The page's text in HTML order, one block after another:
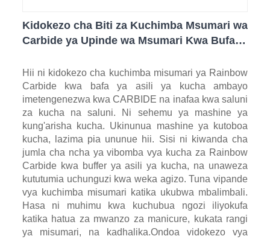
Kidokezo cha Biti za Kuchimba Msumari wa
Carbide ya Upinde wa Msumari Kwa Bufa
Hii ni kidokezo cha kuchimba misumari ya Rainbow
Carbide kwa bafa ya asili ya kucha ambayo
imetengenezwa kwa CARBIDE na inafaa kwa saluni
za kucha na saluni. Ni sehemu ya mashine ya
kung'arisha kucha. Ukinunua mashine ya kutoboa
kucha, lazima pia ununue hii. Sisi ni kiwanda cha
jumla cha ncha ya vibomba vya kucha za Rainbow
Carbide kwa buffer ya asili ya kucha, na unaweza
kututumia uchunguzi kwa weka agizo. Tuna vipande
vya kuchimba misumari katika ukubwa mbalimbali.
Hasa ni muhimu kwa kuchubua ngozi iliyokufa
katika hatua za mwanzo za manicure, kukata rangi
ya misumari, na kadhalika.Ondoa vidokezo vya